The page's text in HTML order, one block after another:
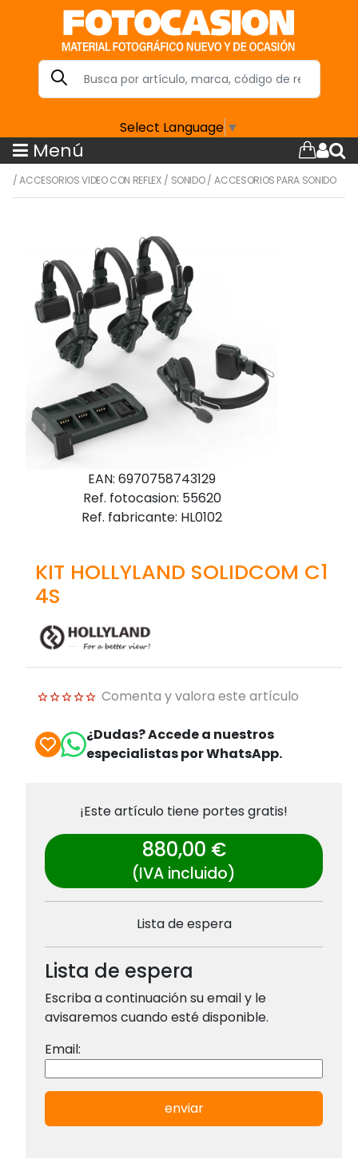
Select Language ▼
Menú
/ACCESORIOS VIDEO CON REFLEX/ SONIDO/ACCESORIOS PARA SONIDO
EAN: 6970758743129
Ref. fotocasion: 55620
Ref. fabricante: HL0102
KIT HOLLYLAND SOLIDCOM C1
4S
Comenta y valora este artículo
¿Dudas? Accede a nuestros
especialistas por WhatsApp.
¡Este artículo tiene portes gratis!
880,00 €
(IVA incluido)
Lista de espera
Lista de espera
Escriba a continuación su email y le
avisaremos cuando esté disponible.
Email:
enviar